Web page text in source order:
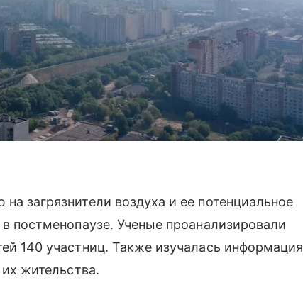
загрязнители воздуха и ее потенциальное
постменопаузе. Ученые проанализировали
140 участниц. Также изучалась информация
жительства.